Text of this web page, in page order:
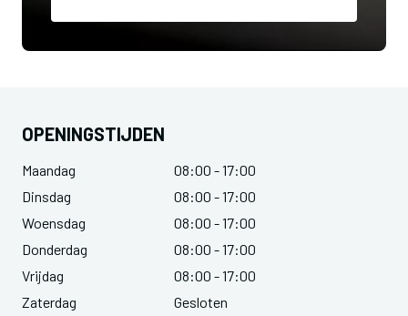
OPENINGSTIJDEN
Maandag
08:00 - 17:00
Dinsdag
08:00 - 17:00
Woensdag
08:00 - 17:00
Donderdag
08:00 - 17:00
Vrijdag
08:00 - 17:00
Zaterdag
Gesloten